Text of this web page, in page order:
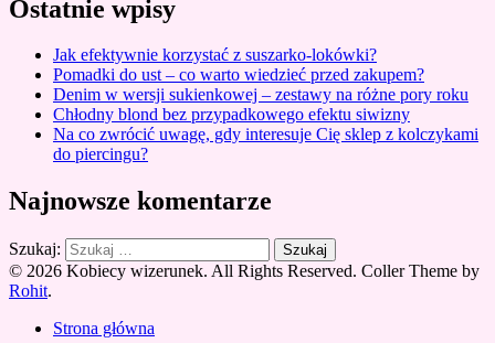
Ostatnie wpisy
Jak efektywnie korzystać z suszarko-lokówki?
Pomadki do ust – co warto wiedzieć przed zakupem?
Denim w wersji sukienkowej – zestawy na różne pory roku
Chłodny blond bez przypadkowego efektu siwizny
Na co zwrócić uwagę, gdy interesuje Cię sklep z kolczykami
do piercingu?
Najnowsze komentarze
Szukaj:
© 2026 Kobiecy wizerunek. All Rights Reserved. Coller Theme by
Rohit.
Strona główna